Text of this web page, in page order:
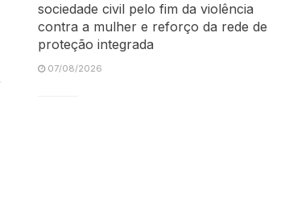
sociedade civil pelo fim da violência
contra a mulher e reforço da rede de
proteção integrada
07/08/2026